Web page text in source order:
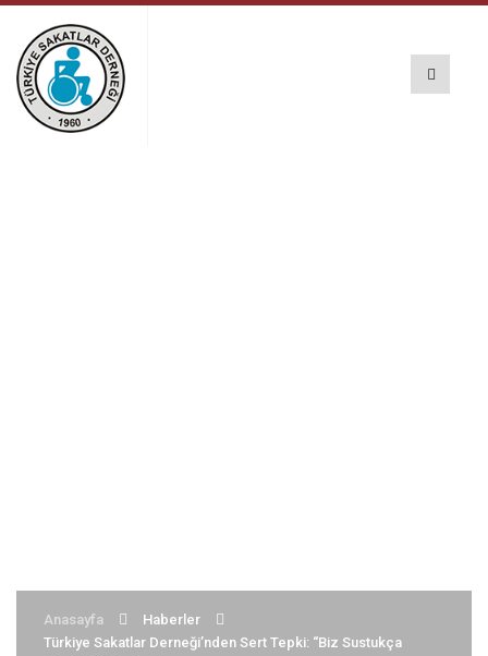
Anasayfa
Haberler
Türkiye Sakatlar Derneği’nden Sert Tepki: “Biz Sustukça